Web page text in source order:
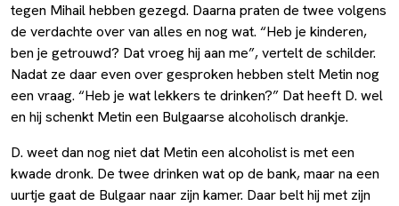
tegen Mihail hebben gezegd. Daarna praten de twee volgens
de verdachte over van alles en nog wat. “Heb je kinderen,
ben je getrouwd? Dat vroeg hij aan me”, vertelt de schilder.
Nadat ze daar even over gesproken hebben stelt Metin nog
een vraag. “Heb je wat lekkers te drinken?” Dat heeft D. wel
en hij schenkt Metin een Bulgaarse alcoholisch drankje.
D. weet dan nog niet dat Metin een alcoholist is met een
kwade dronk. De twee drinken wat op de bank, maar na een
uurtje gaat de Bulgaar naar zijn kamer. Daar belt hij met zijn